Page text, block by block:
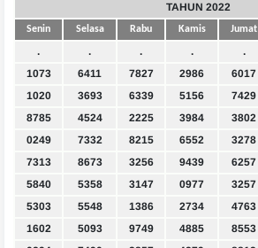
TAHUN 2022
Senin Selasa Rabu Kamis Jumat
. . . . .
1073
6411 7827 2986 6017
1020
3693 6339 5156 7429
8785
4524 2225 3984 3802
0249
7332 8215 6552 3278
7313
8673 3256 9439 6257
5840
5358 3147 0977 3257
5303
5548 1386 2734 4763
1602
5093 9749 4885 8553